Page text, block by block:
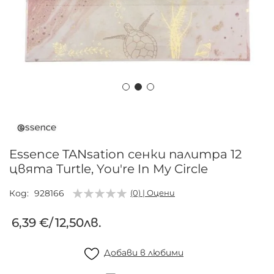
началото
галерия
със
снимки
Essence TANsation сенки палитра 12
цвята Turtle, You're In My Circle
Код 928166 (0) | Оцени
6,39 €/12,50лв.
Добави в любими